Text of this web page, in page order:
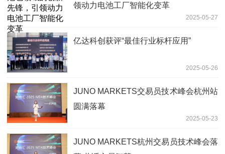
领动力电池工厂智能化变革
2025-05-27
亿达科创获评“最佳行业标杆应用”
2025-05-26
JUNO MARKETS交易员技术峰会杭州站
圆满落幕
2025-05-23
JUNO MARKETS杭州交易员技术峰会落